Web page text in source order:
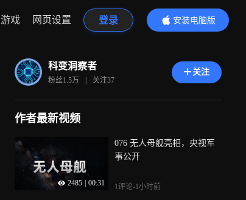
游戏 网页设置 登录
安装电脑版
内容更精彩
科变洞察者
粉丝1.5万 | 关注37
关注
作者最新视频
2485 00:31
076 无人母舰亮相，央视军
事公开
1评论-1小时前